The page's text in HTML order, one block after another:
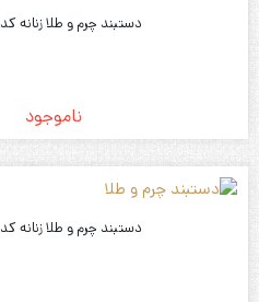
دستبند چرم و طلا زنانه کد 1137
ناموجود
دستبند چرم و طلا زنانه کد 1136 قهوه ای